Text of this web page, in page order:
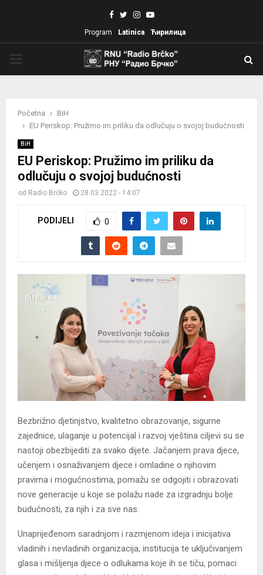
Facebook
TwitterInstagram
Youtube
Program Latinica Ћирилица
Početna
BiH
EU Periskop: Pružimo im priliku da odlučuju o svojoj budućnosti
BiH
EU Periskop: Pružimo im priliku da
odlučuju o svojoj budućnosti
od Radio Brčko 28.03.2022 - 14:07
PODIJELI 0
Bezbrižno djetinjstvo, kvalitetno obrazovanje, sigurne
zajednice, ulaganje u potencijal i razvoj vještina ciljevi su se
nastoji obezbijediti za svako dijete. Jačanjem prava djece,
učenjem i osnaživanjem djece i omladine o njihovim
pravima i mogućnostima, pomažu se odgojiti i obrazovati
nove generacije u koje se polažu nade za izgradnju bolje
budućnosti, za njih i za sve nas.
Unaprijeđenom saradnjom i razmjenom ideja i inicijativa
vladinih i nevladinih organizacija, institucija te uključivanjem
glasa i mišljenja djece o odlukama koje ih se tiču, pomaci